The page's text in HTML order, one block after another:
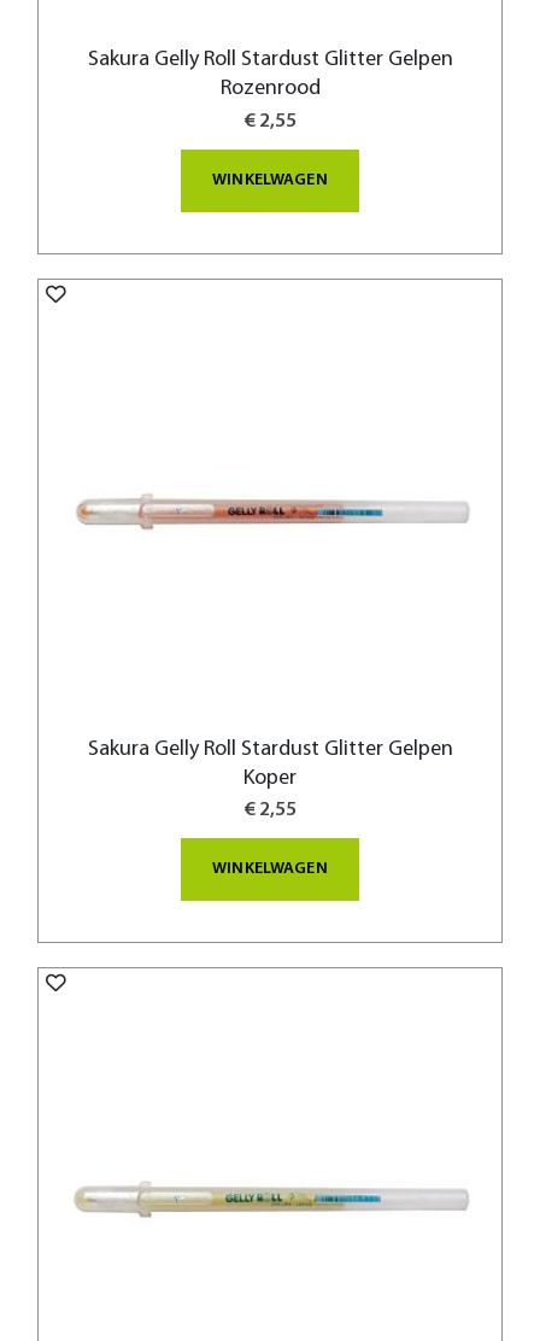
Sakura Gelly Roll Stardust Glitter Gelpen
Rozenrood
€ 2,55
WINKELWAGEN
Sakura Gelly Roll Stardust Glitter Gelpen
Koper
€ 2,55
WINKELWAGEN